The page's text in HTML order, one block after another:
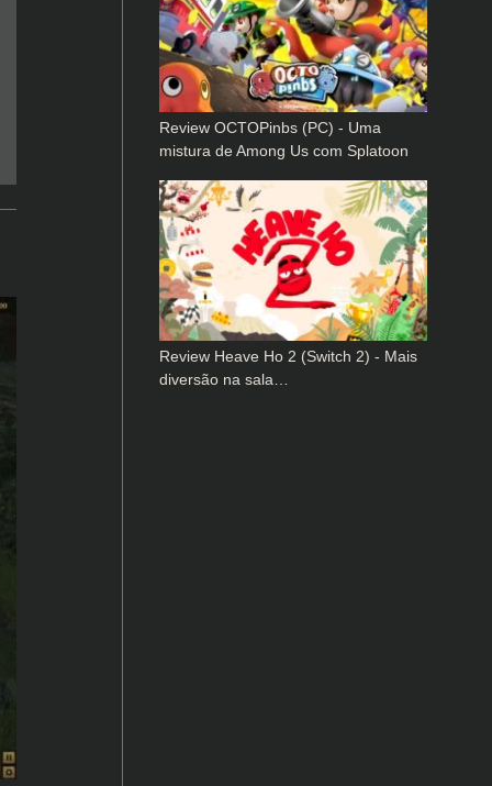
Review OCTOPinbs (PC) - Uma
mistura de Among Us com Splatoon
Review Heave Ho 2 (Switch 2) - Mais
diversão na sala…